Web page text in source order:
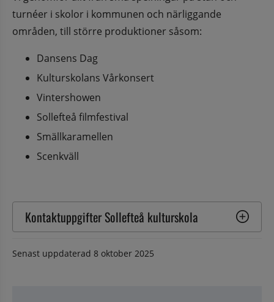
turnéer i skolor i kommunen och närliggande
områden, till större produktioner såsom:
Dansens Dag
Kulturskolans Vårkonsert
Vintershowen
Sollefteå filmfestival
Smällkaramellen
Scenkväll
Kontaktuppgifter Sollefteå kulturskola
Senast uppdaterad 8 oktober 2025